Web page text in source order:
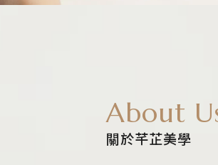
About
關於芊芷美學